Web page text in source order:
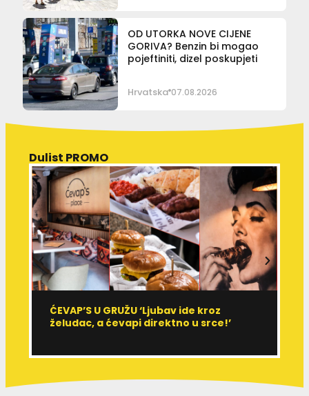
OD UTORKA NOVE CIJENE
GORIVA? Benzin bi mogao
pojeftiniti, dizel poskupjeti
Hrvatska 07.08.2026
Dulist PROMO
ĆEVAP’S U GRUŽU ‘Ljubav ide kroz
želudac, a ćevapi direktno u srce!’